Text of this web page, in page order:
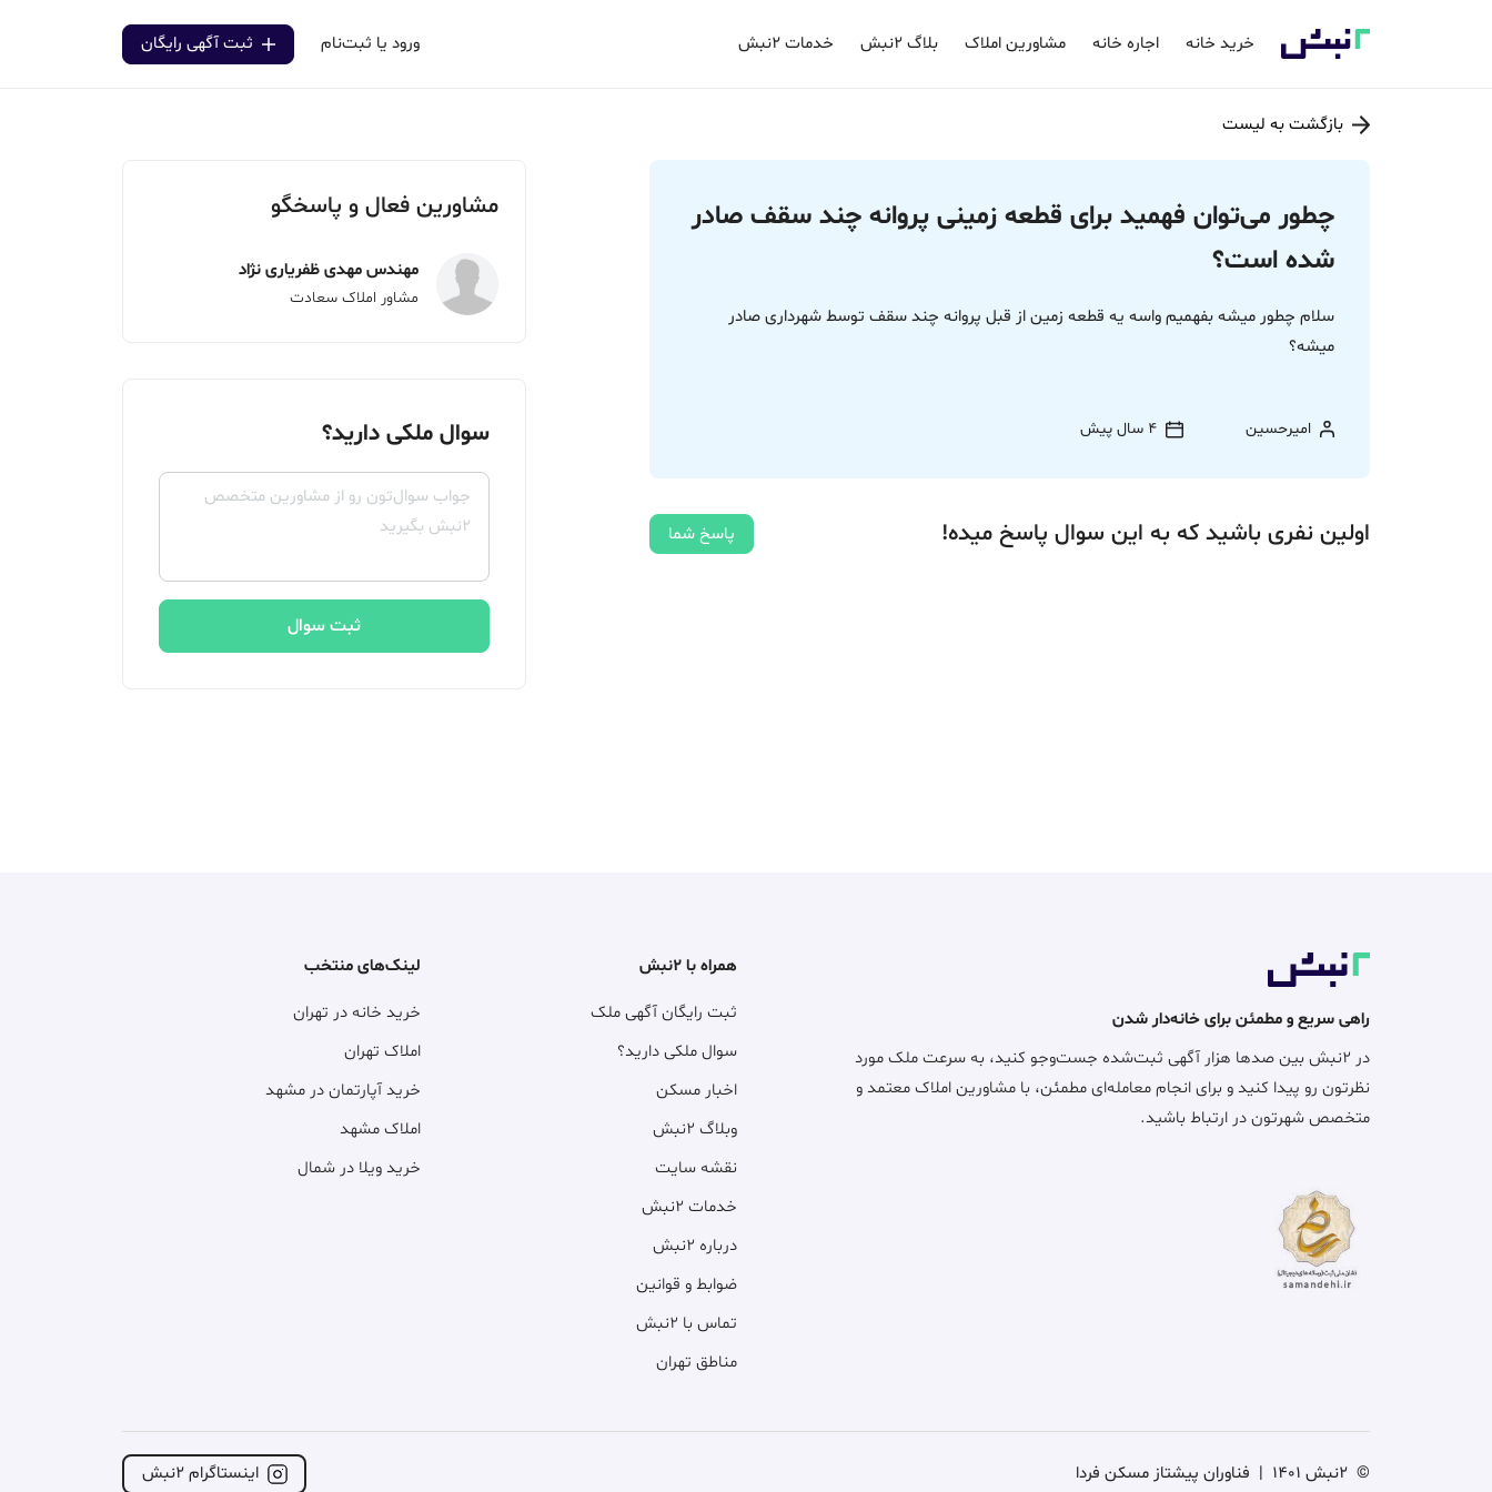
خرید خانه اجاره خانه مشاورین املاک بلاگ ۲نبش خدمات ۲نبش ورود یا ثبت‌نام ثبت آگهی رایگان
بازگشت به لیست
چطور می‌توان فهمید برای قطعه زمینی پروانه چند سقف صادر
شده است؟
سلام چطور میشه بفهمیم واسه یه قطعه زمین از قبل پروانه چند سقف توسط شهرداری صادر
میشه؟
امیرحسین 4 سال پیش
اولین نفری باشید که به این سوال پاسخ میده! پاسخ شما
مشاورین فعال و پاسخگو
مهندس مهدی ظفریاری نژاد
مشاور املاک سعادت
سوال ملکی دارید؟
ثبت سوال
راهی سریع و مطمئن برای خانه‌دار شدن
در ۲نبش بین صدها هزار آگهی ثبت‌شده جست‌وجو کنید، به سرعت ملک مورد
نظرتون رو پیدا کنید و برای انجام معامله‌ای مطمئن، با مشاورین املاک معتمد و
متخصص شهرتون در ارتباط باشید.
همراه با ۲نبش
ثبت رایگان آگهی ملک
سوال ملکی دارید؟
اخبار مسکن
وبلاگ ۲نبش
نقشه سایت
خدمات ۲نبش
درباره ۲نبش
ضوابط و قوانین
تماس با ۲نبش
مناطق تهران
لینک‌های منتخب
خرید خانه در تهران
املاک تهران
خرید آپارتمان در مشهد
املاک مشهد
خرید ویلا در شمال
اینستاگرام ۲نبش © 2نبش 1401 | فناوران پیشتاز مسکن فردا